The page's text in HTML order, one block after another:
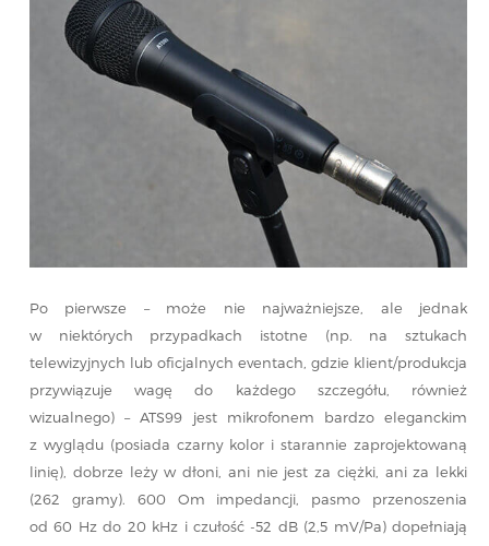
Po pierwsze – może nie najważniejsze, ale jednak
w niektórych przypadkach istotne (np. na sztukach
telewizyjnych lub oficjalnych eventach, gdzie klient/produkcja
przywiązuje wagę do każdego szczegółu, również
wizualnego) – ATS99 jest mikrofonem bardzo eleganckim
z wyglądu (posiada czarny kolor i starannie zaprojektowaną
linię), dobrze leży w dłoni, ani nie jest za ciężki, ani za lekki
(262 gramy). 600 Om impedancji, pasmo przenoszenia
od 60 Hz do 20 kHz i czułość -52 dB (2,5 mV/Pa) dopełniają